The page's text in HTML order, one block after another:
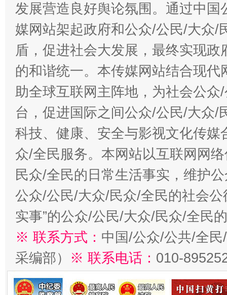
发展营造良好舆论氛围。通过中
媒网站架起政府和公众/公民/大众/
盾，促进社会大发展，最终实现
的和谐统一。本传媒网站结合现
助全球互联网主阵地，为社会公
台，促进国际之间公众/公民/大众/
科技、健康、安全与影视文化传
众/全民服务。本网站以互联网网
民众/全民的日常生活事实，维护
公众/公民/大众/民众/全民的社会公
实事”的公众/公民/大众/民众/全民
※ 联系方式： 中国/公众/公共/全
采编部） ※ 联系电话： 010-